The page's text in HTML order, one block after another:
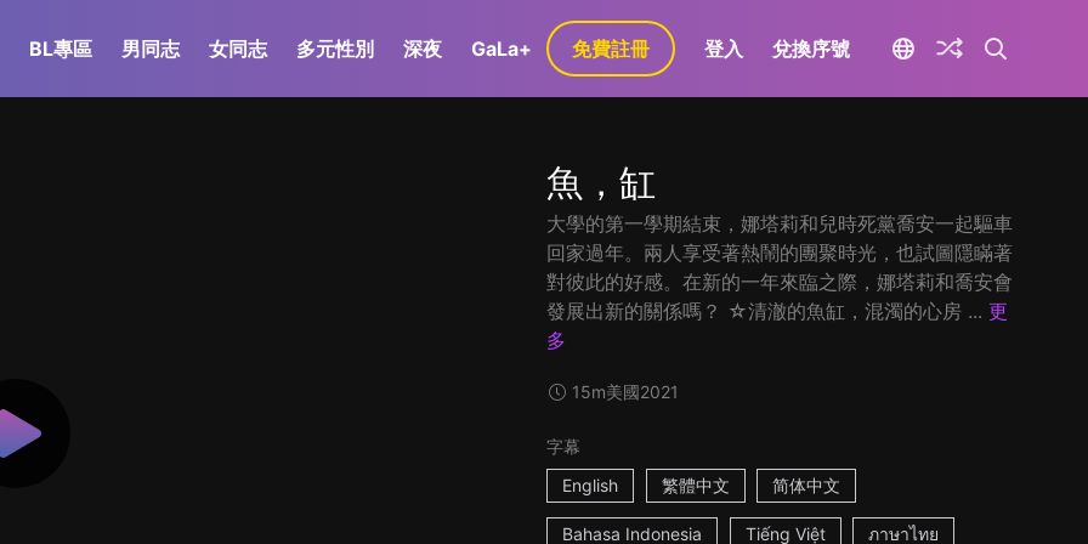
BL專區 男同志 女同志 多元性別 深夜 GaLa+ 免費註冊 登入 兌換序號
魚，缸
大學的第一學期結束，娜塔莉和兒時死黨喬安一起驅車
回家過年。兩人享受著熱鬧的團聚時光，也試圖隱瞞著
對彼此的好感。在新的一年來臨之際，娜塔莉和喬安會
發展出新的關係嗎？ ☆清澈的魚缸，混濁的心房 ... 更
多
15m美國2021
字幕
English
繁體中文 简体中文
Bahasa Indonesia Tiếng Việt ภาษาไทย